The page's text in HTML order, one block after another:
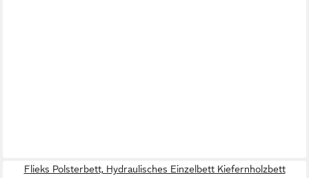
Flieks Polsterbett, Hydraulisches Einzelbett Kiefernholzbett